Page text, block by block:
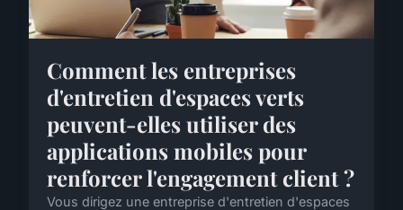
Comment les entreprises
d'entretien d'espaces verts
peuvent-elles utiliser des
applications mobiles pour
renforcer l'engagement client ?
Vous dirigez une entreprise d'entretien d'espaces